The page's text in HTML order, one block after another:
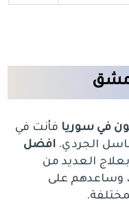
في سوريا فأنت في
الجردي.افضل
العديد من
وساعدهم على